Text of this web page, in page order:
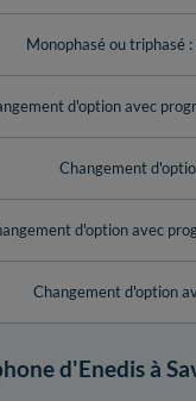
Monophasé ou triphasé
d'option avec
Changement
d'option avec
Changement d'option
d'Enedis à